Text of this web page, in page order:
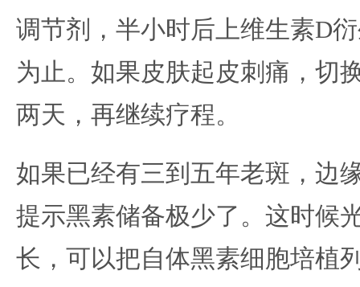
调节剂，半小时后上维生素D
为止。如果皮肤起皮刺痛，切
两天，再继续疗程。
如果已经有三到五年老斑，边
提示黑素储备极少了。这时候
长，可以把自体黑素细胞培植